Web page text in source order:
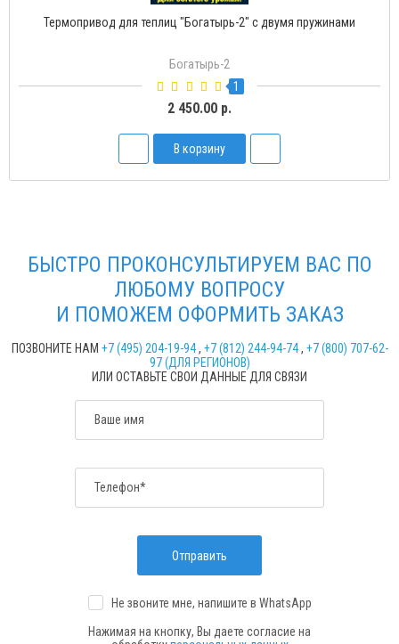
Термопривод для теплиц "Богатырь-2" с двумя пружинами
Богатырь-2
1
2 450.00 р.
В корзину
БЫСТРО ПРОКОНСУЛЬТИРУЕМ ВАС ПО
ЛЮБОМУ ВОПРОСУ
И ПОМОЖЕМ ОФОРМИТЬ ЗАКАЗ
ПОЗВОНИТЕ НАМ +7 (495) 204-19-94, +7 (812) 244-94-74, +7 (800) 707-62-
97 (ДЛЯ РЕГИОНОВ)
ИЛИ ОСТАВЬТЕ СВОИ ДАННЫЕ ДЛЯ СВЯЗИ
Ваше имя
Телефон*
Отправить
Не звоните мне, напишите в WhatsApp
Нажимая на кнопку, Вы даете согласие на